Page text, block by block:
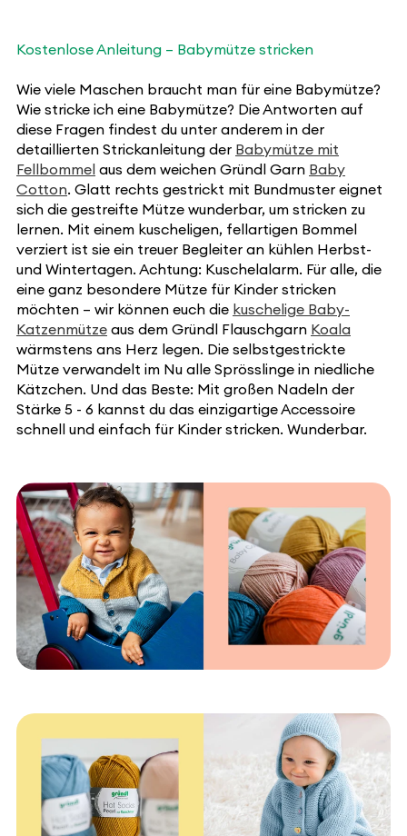
Kostenlose Anleitung – Babymütze stricken
Wie viele Maschen braucht man für eine Babymütze?
Wie stricke ich eine Babymütze? Die Antworten auf
diese Fragen findest du unter anderem in der
detaillierten Strickanleitung der Babymütze mit
Fellbommel aus dem weichen Gründl Garn Baby
Cotton. Glatt rechts gestrickt mit Bundmuster eignet
sich die gestreifte Mütze wunderbar, um stricken zu
lernen. Mit einem kuscheligen, fellartigen Bommel
verziert ist sie ein treuer Begleiter an kühlen Herbst-
und Wintertagen. Achtung: Kuschelalarm. Für alle, die
eine ganz besondere Mütze für Kinder stricken
möchten – wir können euch die kuschelige Baby-
Katzenmütze aus dem Gründl Flauschgarn Koala
wärmstens ans Herz legen. Die selbstgestrickte
Mütze verwandelt im Nu alle Sprösslinge in niedliche
Kätzchen. Und das Beste: Mit großen Nadeln der
Stärke 5 - 6 kannst du das einzigartige Accessoire
schnell und einfach für Kinder stricken. Wunderbar.